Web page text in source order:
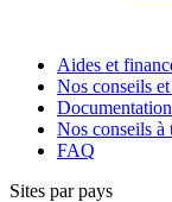
Aides et
Nos conseils
Documentation
Nos conseils à
FAQ
Sites par pays